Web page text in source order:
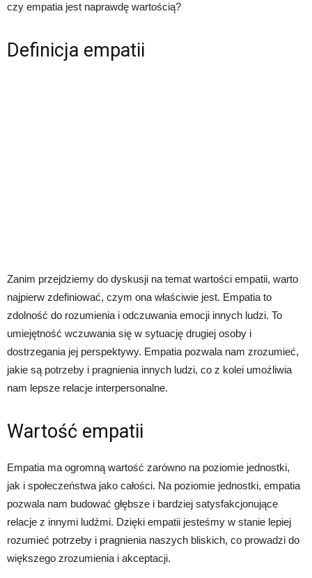
czy empatia jest naprawdę wartością?
Definicja empatii
Zanim przejdziemy do dyskusji na temat wartości empatii, warto
najpierw zdefiniować, czym ona właściwie jest. Empatia to
zdolność do rozumienia i odczuwania emocji innych ludzi. To
umiejętność wczuwania się w sytuację drugiej osoby i
dostrzegania jej perspektywy. Empatia pozwala nam zrozumieć,
jakie są potrzeby i pragnienia innych ludzi, co z kolei umożliwia
nam lepsze relacje interpersonalne.
Wartość empatii
Empatia ma ogromną wartość zarówno na poziomie jednostki,
jak i społeczeństwa jako całości. Na poziomie jednostki, empatia
pozwala nam budować głębsze i bardziej satysfakcjonujące
relacje z innymi ludźmi. Dzięki empatii jesteśmy w stanie lepiej
rozumieć potrzeby i pragnienia naszych bliskich, co prowadzi do
większego zrozumienia i akceptacji.